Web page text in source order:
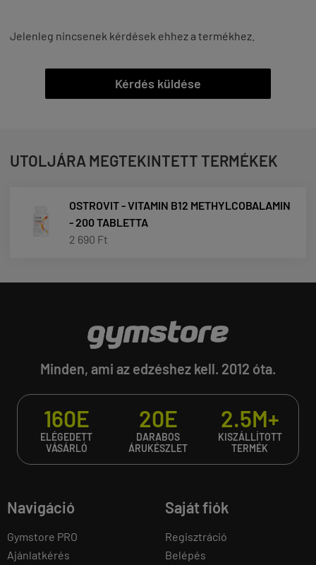
Jelenleg nincsenek kérdések ehhez a termékhez.
Kérdés küldése
UTOLJÁRA MEGTEKINTETT TERMÉKEK
OSTROVIT - VITAMIN B12 METHYLCOBALAMIN
- 200 TABLETTA
2 690 Ft
Minden, ami az edzéshez kell. 2012 óta.
160E
ELÉGEDETT
VÁSÁRLÓ
20E
DARABOS
ÁRUKÉSZLET
2.5M+
KISZÁLLÍTOTT
TERMÉK
Navigáció
Gymstore PRO
Ajánlatkérés
Saját fiók
Regisztráció
Belépés